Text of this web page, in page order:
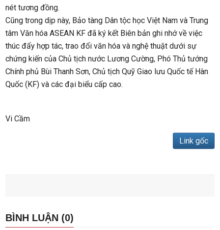
nét tương đồng.
Cũng trong dịp này, Bảo tàng Dân tộc học Việt Nam và Trung
tâm Văn hóa ASEAN KF đã ký kết Biên bản ghi nhớ về việc
thúc đẩy hợp tác, trao đổi văn hóa và nghệ thuật dưới sự
chứng kiến của Chủ tịch nước Lương Cường, Phó Thủ tướng
Chính phủ Bùi Thanh Sơn, Chủ tịch Quỹ Giao lưu Quốc tế Hàn
Quốc (KF) và các đại biểu cấp cao.
Vi Cầm
Link gốc
BÌNH LUẬN (0)